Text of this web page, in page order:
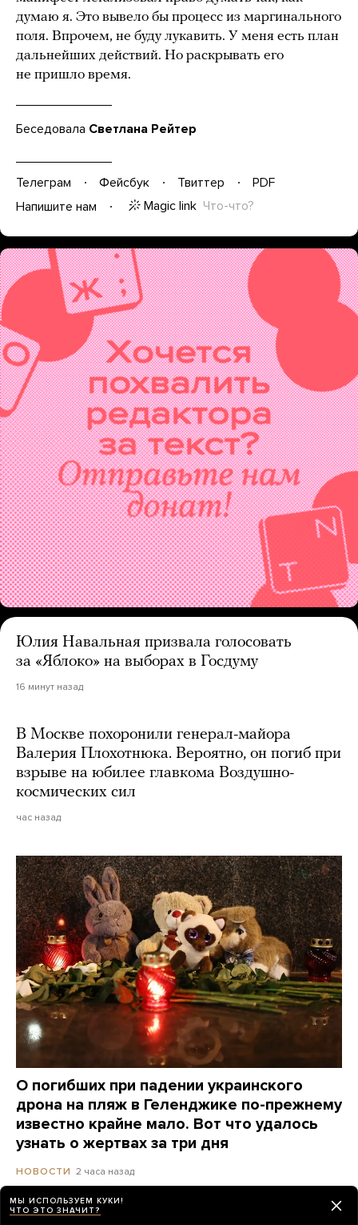
думаю я. Это вывело бы процесс из маргинального
поля. Впрочем, не буду лукавить. У меня есть план
дальнейших действий. Но раскрывать его
не пришло время.
Беседовала Светлана Рейтер
Телеграм Фейсбук Твиттер
PDF
Напишите нам
Magic link Что-что?
Юлия Навальная призвала голосовать
за «Яблоко» на выборах в Госдуму
16 минут назад
В Москве похоронили генерал-майора
Валерия Плохотнюка. Вероятно, он погиб при
взрыве на юбилее главкома Воздушно-
космических сил
час назад
О погибших при падении украинского
дрона на пляж в Геленджике по-прежнему
известно крайне мало. Вот что удалось
узнать о жертвах за три дня
НОВОСТИ 2 часа назад
МЫ ИСПОЛЬЗУЕМ КУКИ!
ЧТО ЭТО ЗНАЧИТ?